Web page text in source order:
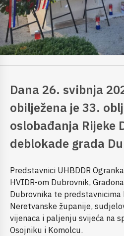
Dana 26. svibnja
obilježena je 33.
oslobađanja Rijeke
deblokade grada
Predstavnici UHBDDR
HVIDR-om Dubrovnik,
Dubrovnika te predstavnicima
Neretvanske županije,
vijenaca i paljenju svijeća na
Osojniku i Komolcu.